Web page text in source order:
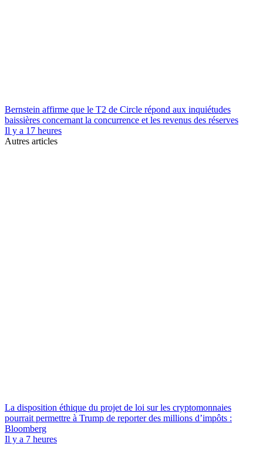
Bernstein affirme que le T2 de Circle répond aux inquiétudes
baissières concernant la concurrence et les revenus des réserves
Il y a 17 heures
Autres articles
La disposition éthique du projet de loi sur les cryptomonnaies
pourrait permettre à Trump de reporter des millions d’impôts :
Bloomberg
Il y a 7 heures